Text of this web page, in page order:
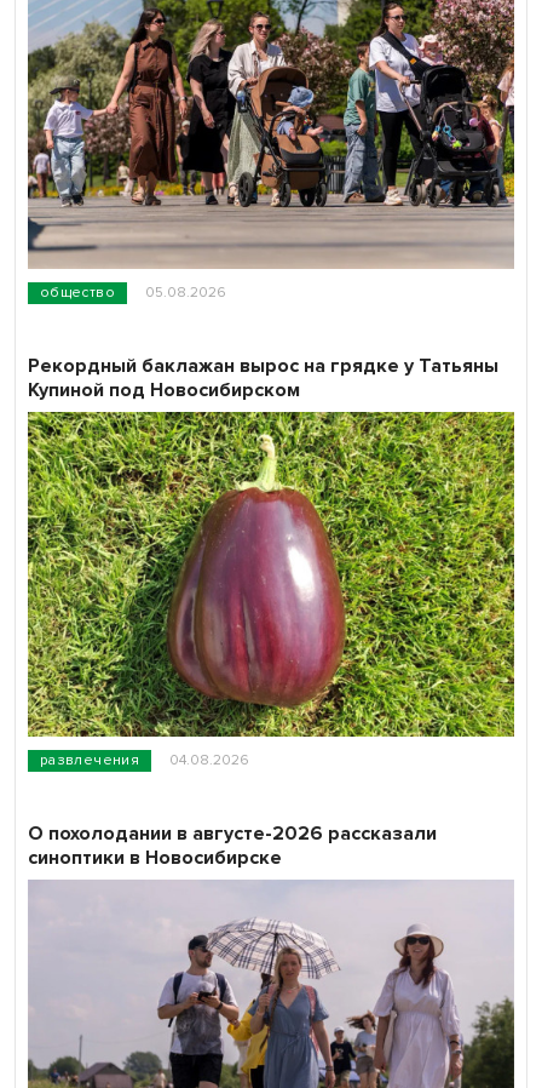
общество 05.08.2026
развлечения 04.08.2026
Рекордный баклажан вырос на грядке у Татьяны
Купиной под Новосибирском
О похолодании в августе-2026 рассказали
синоптики в Новосибирске